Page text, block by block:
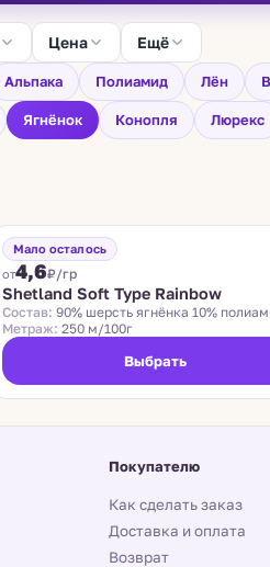
Цена Ещё
Альпака Полиамид Лён
Ягнёнок Конопля Люрекс
Мало осталось
от4,6₽/гр
Shetland Soft Type Rainbow
Состав: 90% шерсть ягнёнка 10%
Метраж: 250 м/100г
Выбрать
Покупателю
Как сделать заказ
Доставка и оплата
Возврат